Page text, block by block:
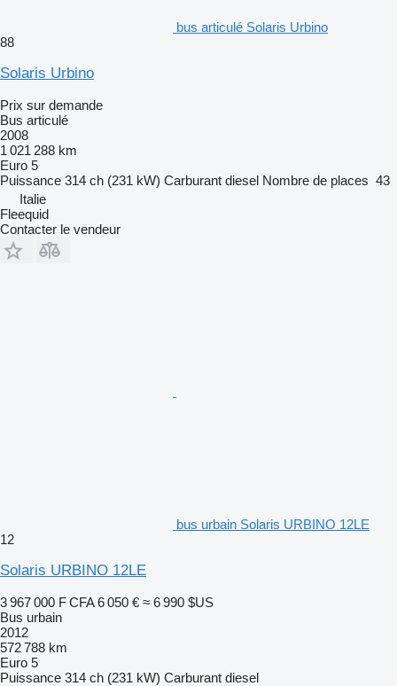
bus articulé Solaris Urbino
88
Solaris Urbino
Prix sur demande
Bus articulé
2008
1 021 288 km
Euro 5
Puissance 314 ch (231 kW) Carburant diesel Nombre de places 43
Italie
Fleequid
Contacter le vendeur
bus urbain Solaris URBINO 12LE
12
Solaris URBINO 12LE
3 967 000 F CFA 6 050 € ≈ 6 990 $US
Bus urbain
2012
572 788 km
Euro 5
Puissance 314 ch (231 kW) Carburant diesel